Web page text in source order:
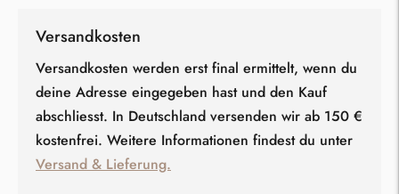
Versandkosten
Versandkosten werden erst final ermittelt, wenn du
deine Adresse eingegeben hast und den Kauf
abschliesst. In Deutschland versenden wir ab 150 €
kostenfrei. Weitere Informationen findest du unter
Versand & Lieferung.